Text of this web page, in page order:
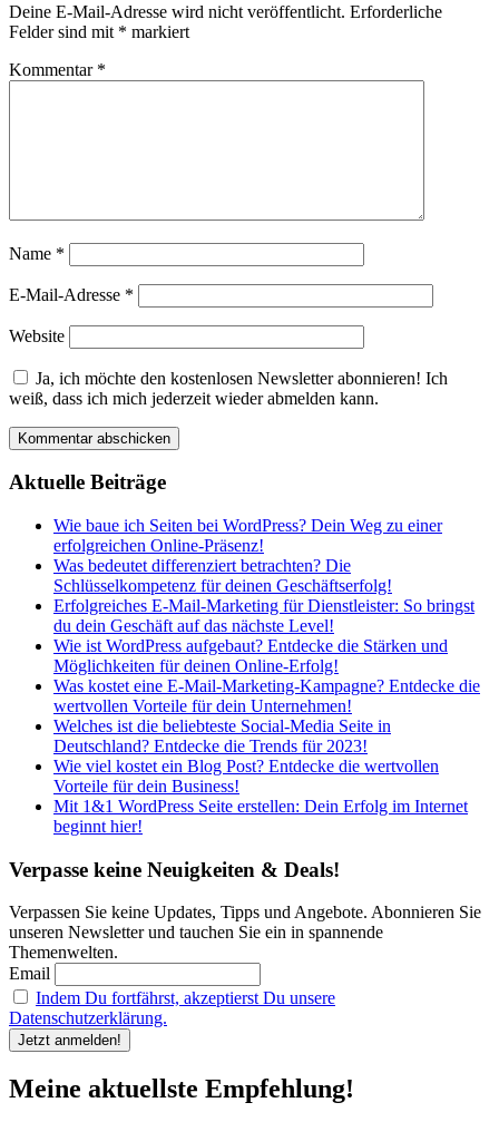
Deine E-Mail-Adresse wird nicht veröffentlicht. Erforderliche
Felder sind mit * markiert
Kommentar *
Name *
E-Mail-Adresse *
Website
Ja, ich möchte den kostenlosen Newsletter abonnieren! Ich
weiß, dass ich mich jederzeit wieder abmelden kann.
Aktuelle Beiträge
Wie baue ich Seiten bei WordPress? Dein Weg zu einer
erfolgreichen Online-Präsenz!
Was bedeutet differenziert betrachten? Die
Schlüsselkompetenz für deinen Geschäftserfolg!
Erfolgreiches E-Mail-Marketing für Dienstleister: So bringst
du dein Geschäft auf das nächste Level!
Wie ist WordPress aufgebaut? Entdecke die Stärken und
Möglichkeiten für deinen Online-Erfolg!
Was kostet eine E-Mail-Marketing-Kampagne? Entdecke die
wertvollen Vorteile für dein Unternehmen!
Welches ist die beliebteste Social-Media Seite in
Deutschland? Entdecke die Trends für 2023!
Wie viel kostet ein Blog Post? Entdecke die wertvollen
Vorteile für dein Business!
Mit 1&1 WordPress Seite erstellen: Dein Erfolg im Internet
beginnt hier!
Verpasse keine Neuigkeiten & Deals!
Verpassen Sie keine Updates, Tipps und Angebote. Abonnieren Sie
unseren Newsletter und tauchen Sie ein in spannende
Themenwelten.
Email
Indem Du fortfährst, akzeptierst Du unsere
Datenschutzerklärung.
Meine aktuellste Empfehlung!